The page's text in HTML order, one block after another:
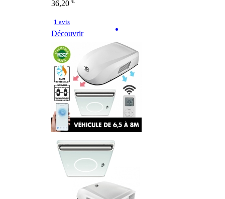
36,20
1 avis
Découvrir